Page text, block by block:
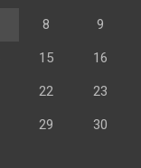
8 9
15 16
22 23
29 30